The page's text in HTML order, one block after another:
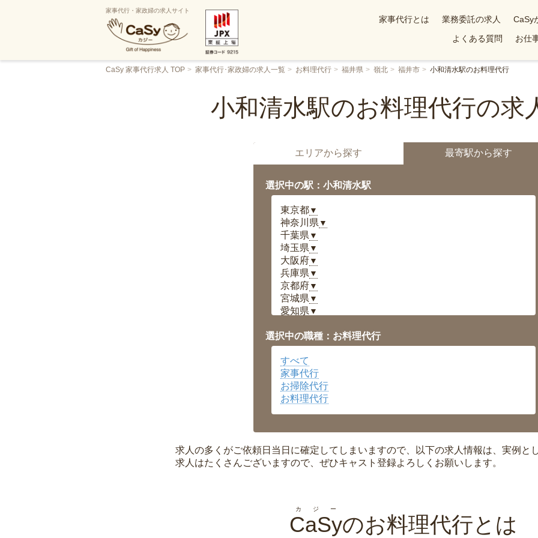
家事代行・家政婦の求人サイト
家事代行とは 業務委託の求人 CaSy
よくある質問
お仕
CaSy 家事代行求人 TOP 家事代行･家政婦の求人一覧 お料理代行 福井県 嶺北 福井市 小和清水駅のお料理代行
小和清水駅のお料理代行の求
エリアから探す 最寄駅から探す
選択中の駅：小和清水駅
東京都▼
神奈川県 ▼
千葉県 ▼
埼玉県 ▼
大阪府▼
兵庫県 ▼
京都府▼
宮城県 ▼
愛知県 ▼
岡山県▼
広島県▼
沖縄県
選択中の職種：お料理代行
すべて
家事代行
お掃除代行
お料理代行
求人の多くがご依頼日当日に確定してしまいますので、以下の求人情報は、実例と
求人はたくさんございますので、ぜひキャスト登録よろしくお願いします。
CaSy
カジー
のお料理代行とは